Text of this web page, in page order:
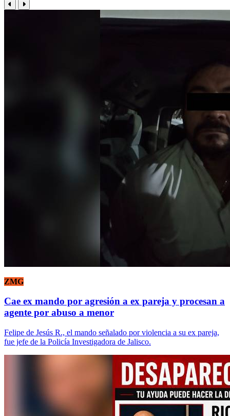
ZMG
Cae ex mando por agresión a ex pareja y procesan a
agente por abuso a menor
Felipe de Jesús R., el mando señalado por violencia a su ex pareja,
fue jefe de la Policía Investigadora de Jalisco.